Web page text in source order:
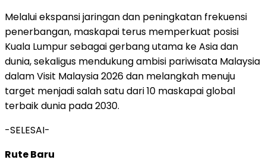
Melalui ekspansi jaringan dan peningkatan frekuensi
penerbangan, maskapai terus memperkuat posisi
Kuala Lumpur sebagai gerbang utama ke Asia dan
dunia, sekaligus mendukung ambisi pariwisata Malaysia
dalam Visit Malaysia 2026 dan melangkah menuju
target menjadi salah satu dari 10 maskapai global
terbaik dunia pada 2030.
-SELESAI-
Rute Baru